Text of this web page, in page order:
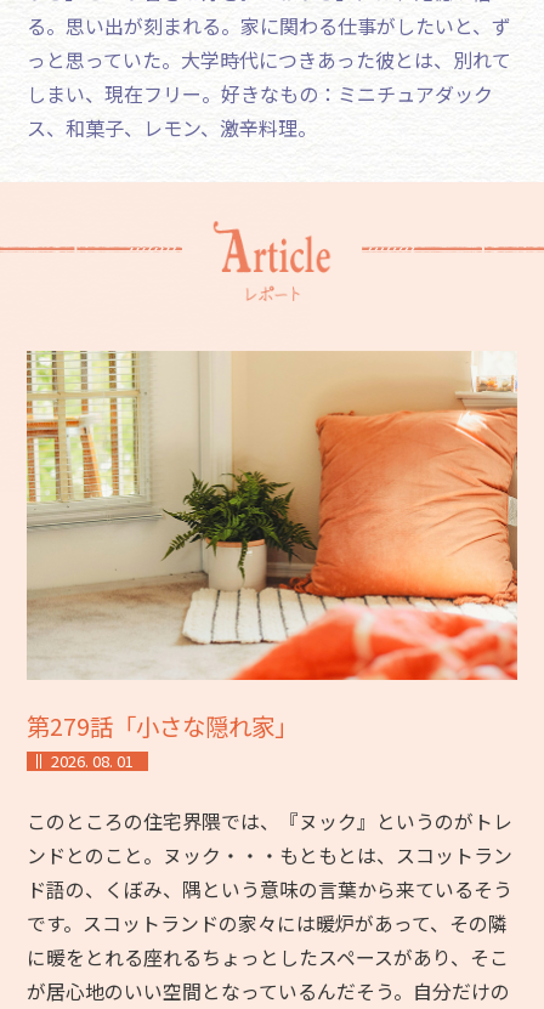
る。思い出が刻まれる。家に関わる仕事がしたいと、ず
っと思っていた。大学時代につきあった彼とは、別れて
しまい、現在フリー。好きなもの：ミニチュアダック
ス、和菓子、レモン、激辛料理。
第279話「小さな隠れ家」
2026. 08. 01
このところの住宅界隈では、『ヌック』というのがトレ
ンドとのこと。ヌック・・・もともとは、スコットラン
ド語の、くぼみ、隅という意味の言葉から来ているそう
です。スコットランドの家々には暖炉があって、その隣
に暖をとれる座れるちょっとしたスペースがあり、そこ
が居心地のいい空間となっているんだそう。自分だけの